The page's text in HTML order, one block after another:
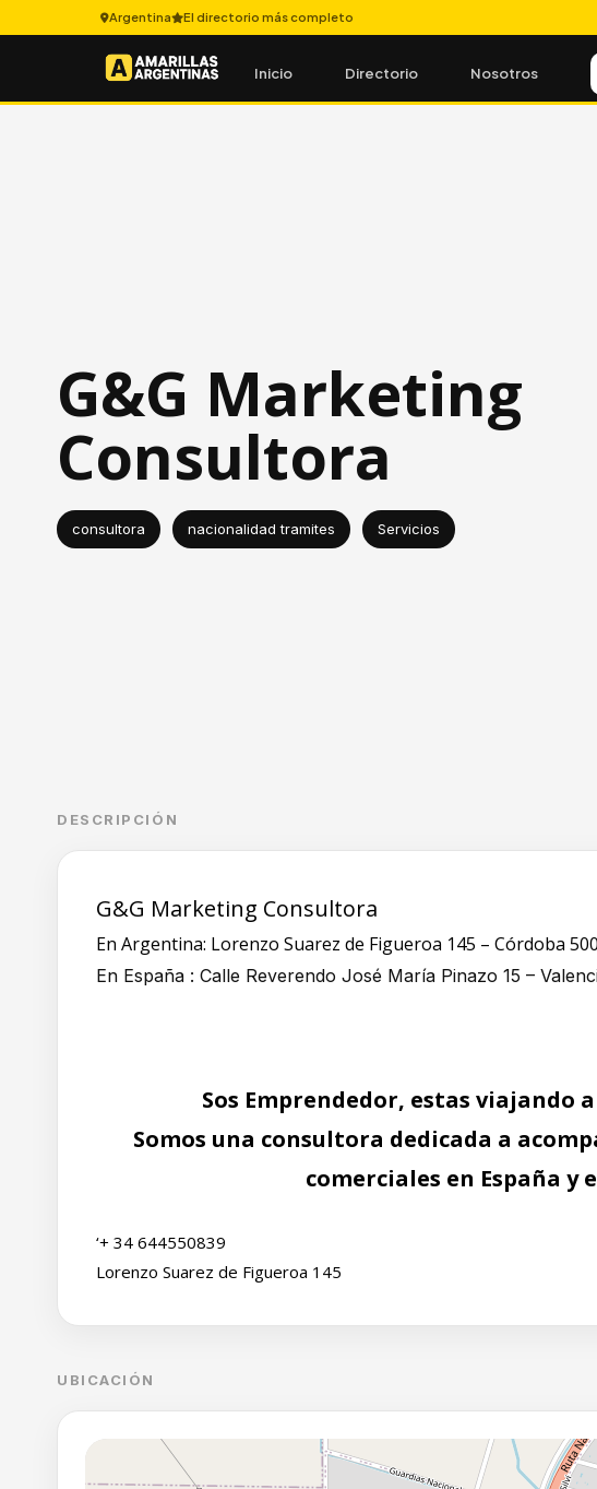
Argentina El directorio más completo
Inicio Directorio Nosotros
G&G Marketing
Consultora
consultora nacionalidad tramites Servicios
DESCRIPCIÓN
G&G Marketing Consultora
En Argentina: Lorenzo Suarez de Figueroa 145 – Córdoba
En España : Calle Reverendo José María Pinazo 15 –
Sos Emprendedor, estas viajando
Somos una consultora dedicada a
comerciales en España y
‘+ 34 644550839
Lorenzo Suarez de Figueroa 145
UBICACIÓN